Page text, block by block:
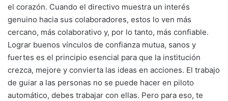
el corazón. Cuando el directivo muestra un interés
genuino hacia sus colaboradores, estos lo ven más
cercano, más colaborativo y, por lo tanto, más confiable.
Lograr buenos vínculos de confianza mutua, sanos y
fuertes es el principio esencial para que la institución
crezca, mejore y convierta las ideas en acciones. El trabajo
de guiar a las personas no se puede hacer en piloto
automático, debes trabajar con ellas. Pero para eso, te